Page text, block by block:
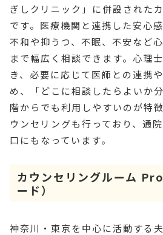
ぎしクリニック」に併設された
です。医療機関と連携した安心
不和や抑うつ、不眠、不安など
まで幅広く相談できます。心理
き、必要に応じて医師との連携
め、「どこに相談したらよいか
階からでも利用しやすいのが特
ウンセリングも行っており、通
口にもなっています。
カウンセリングルーム
ード）
神奈川・東京を中心に活動する